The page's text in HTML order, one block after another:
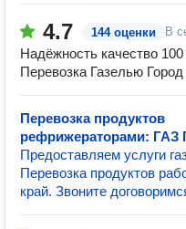
4.7 144 оценки В
Надёжность качество 100
Перевозка Газелью
Перевозка продуктов
рефрижераторами: ГАЗ
Предоставляем услуги
Перевозка продуктов
край. Звоните